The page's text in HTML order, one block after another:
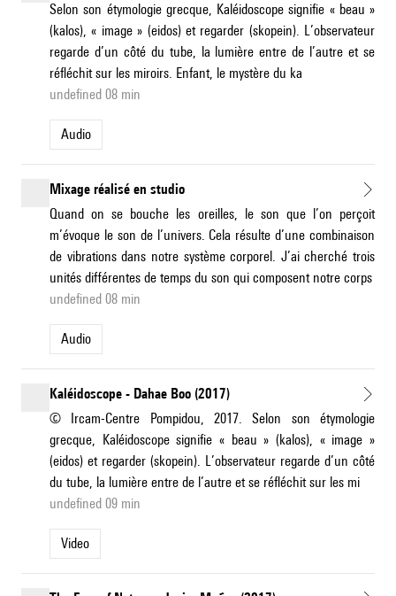
Selon son étymologie grecque, Kaléidoscope signifie « beau »
(kalos), « image » (eidos) et regarder (skopein). L’observateur
regarde d’un côté du tube, la lumière entre de l’autre et se
réfléchit sur les miroirs. Enfant, le mystère du ka
undefined 08 min
Audio
Mixage réalisé en studio
Quand on se bouche les oreilles, le son que l’on perçoit
m’évoque le son de l’univers. Cela résulte d’une combinaison
de vibrations dans notre système corporel. J’ai cherché trois
unités différentes de temps du son qui composent notre corps
undefined 08 min
Audio
Kaléidoscope - Dahae Boo (2017)
© Ircam-Centre Pompidou, 2017. Selon son étymologie
grecque, Kaléidoscope signifie « beau » (kalos), « image »
(eidos) et regarder (skopein). L’observateur regarde d’un côté
du tube, la lumière entre de l’autre et se réfléchit sur les mi
undefined 09 min
Video